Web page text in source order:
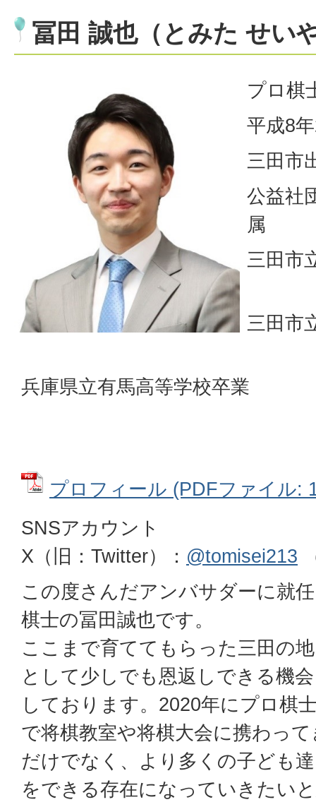
冨田 誠也（とみた せい
プロ棋
平成8
三田市
公益社
属
三田
三田
兵庫県立有馬高等学校卒業
プロフィール (PDFファイル:
SNSアカウント
X（旧：Twitter）： @tomisei213
この度さんだアンバサダーに就
棋士の冨田誠也です。
ここまで育ててもらった三田の
として少しでも恩返しできる機
しております。2020年にプロ棋
で将棋教室や将棋大会に携わっ
だけでなく、より多くの子ども
をできる存在になっていきたい